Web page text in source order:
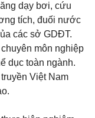
dạy bơi, cứu
tích, đuối nước
các sở GDĐT.
môn nghiệp
dục toàn ngành.
Việt Nam